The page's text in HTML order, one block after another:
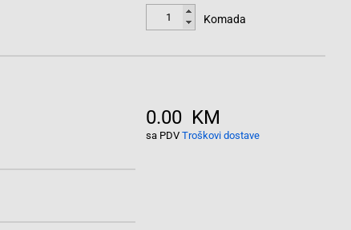
Komada
0.00 KM
sa PDV Troškovi dostave